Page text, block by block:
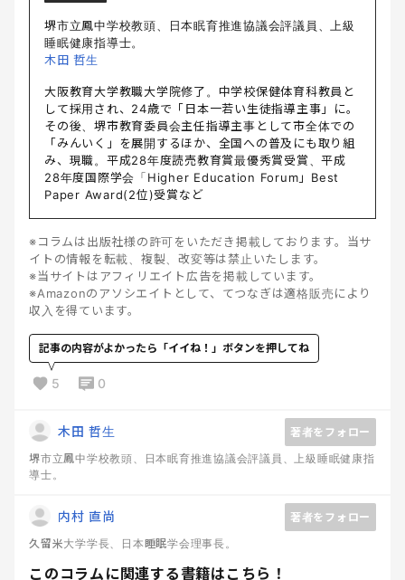
堺市立鳳中学校教頭、日本眠育推進協議会評議員、上級
睡眠健康指導士。
木田 哲生
大阪教育大学教職大学院修了。中学校保健体育科教員と
して採用され、24歳で「日本一若い生徒指導主事」に。
その後、堺市教育委員会主任指導主事として市全体での
「みんいく」を展開するほか、全国への普及にも取り組
み、現職。平成28年度読売教育賞最優秀賞受賞、平成
28年度国際学会「Higher Education Forum」Best
Paper Award(2位)受賞など
※コラムは出版社様の許可をいただき掲載しております。当サ
イトの情報を転載、複製、改変等は禁止いたします。
※当サイトはアフィリエイト広告を掲載しています。
※Amazonのアソシエイトとして、てつなぎは適格販売により
収入を得ています。
記事の内容がよかったら「イイね！」ボタンを押してね
5 0
木田 哲生
著者をフォロー
堺市立鳳中学校教頭、日本眠育推進協議会評議員、上級睡眠健康指
導士。
内村 直尚
著者をフォロー
久留米大学学長、日本睡眠学会理事長。
このコラムに関連する書籍はこちら！